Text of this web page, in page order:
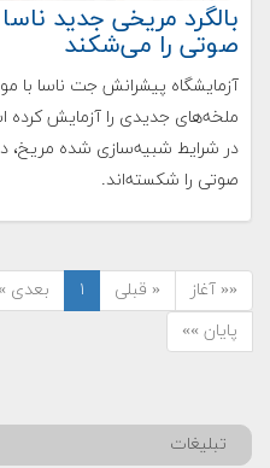
بالگرد مریخی جدید ناسا
صوتی را می‌شکند
آزمایشگاه پیشرانش جت ناسا با
ملخه‌های جدیدی را آزمایش
در شرایط شبیه‌سازی شده مریخ،
صوتی را شکسته‌اند.
«« آغاز « قبلی ۱
بعدی »
پایان »»
تبلیغات